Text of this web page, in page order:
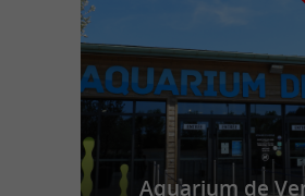
Aquarium de